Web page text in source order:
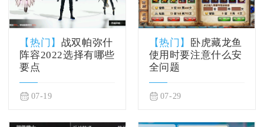
【热门】 战双帕弥什
阵容2022选择有哪些
要点
07-19
【热门】
卧虎藏龙鱼
使用时要注意什么安
全问题
07-29